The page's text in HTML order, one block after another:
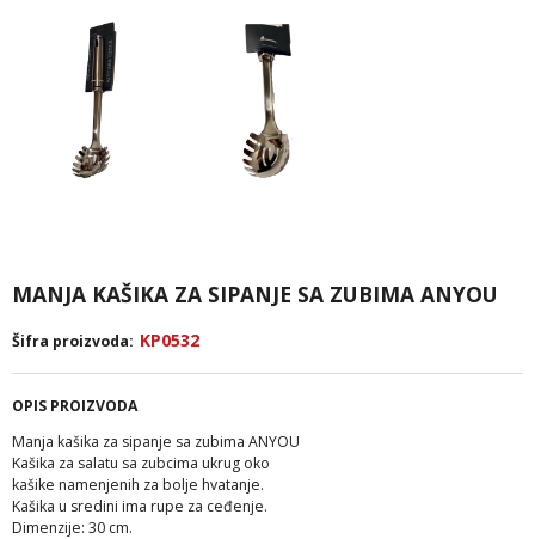
MANJA KAŠIKA ZA SIPANJE SA ZUBIMA ANYOU
Šifra proizvoda: KP0532
OPIS PROIZVODA
Manja kašika za sipanje sa zubima ANYOU
Kašika za salatu sa zubcima ukrug oko
kašike namenjenih za bolje hvatanje.
Kašika u sredini ima rupe za ceđenje.
Dimenzije: 30 cm.